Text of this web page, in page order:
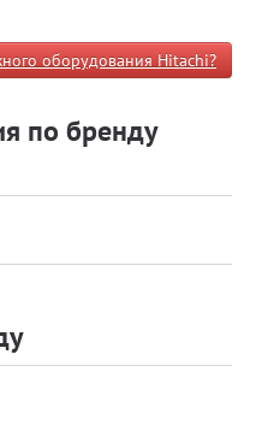
оборудования Hitachi?
по бренду